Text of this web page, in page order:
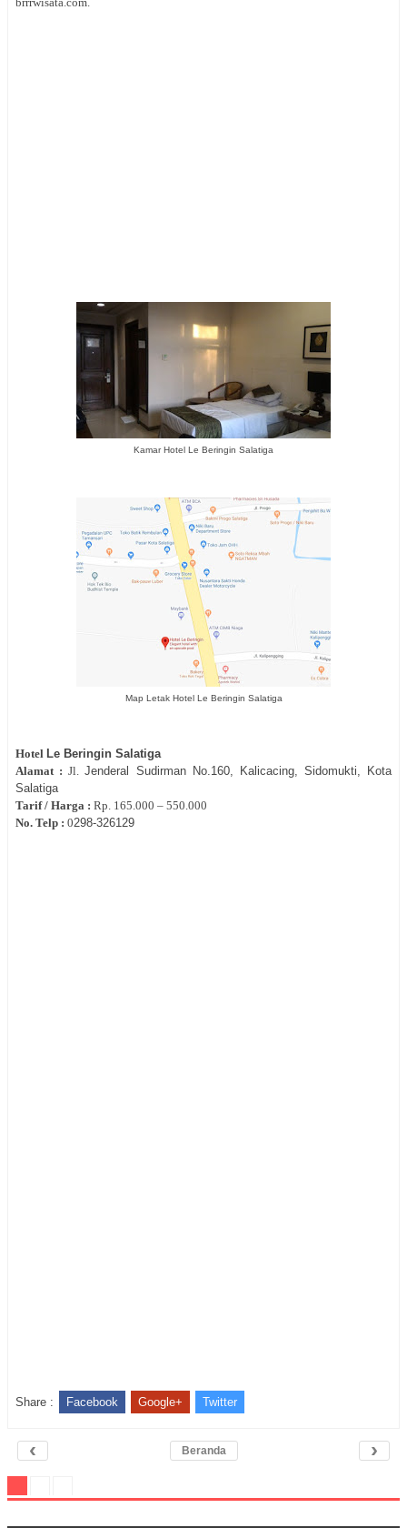
Kamar Hotel Le Beringin Salatiga
Map Letak Hotel Le Beringin Salatiga
Hotel Le Beringin Salatiga
Alamat : Jl.Jenderal Sudirman No.160, Kalicacing, Sidomukti, Kota
Salatiga
Tarif / Harga : Rp. 165.000 – 550.000
No. Telp : 0298‐326129
Share : Facebook Google+ Twitter
‹ ›
Beranda